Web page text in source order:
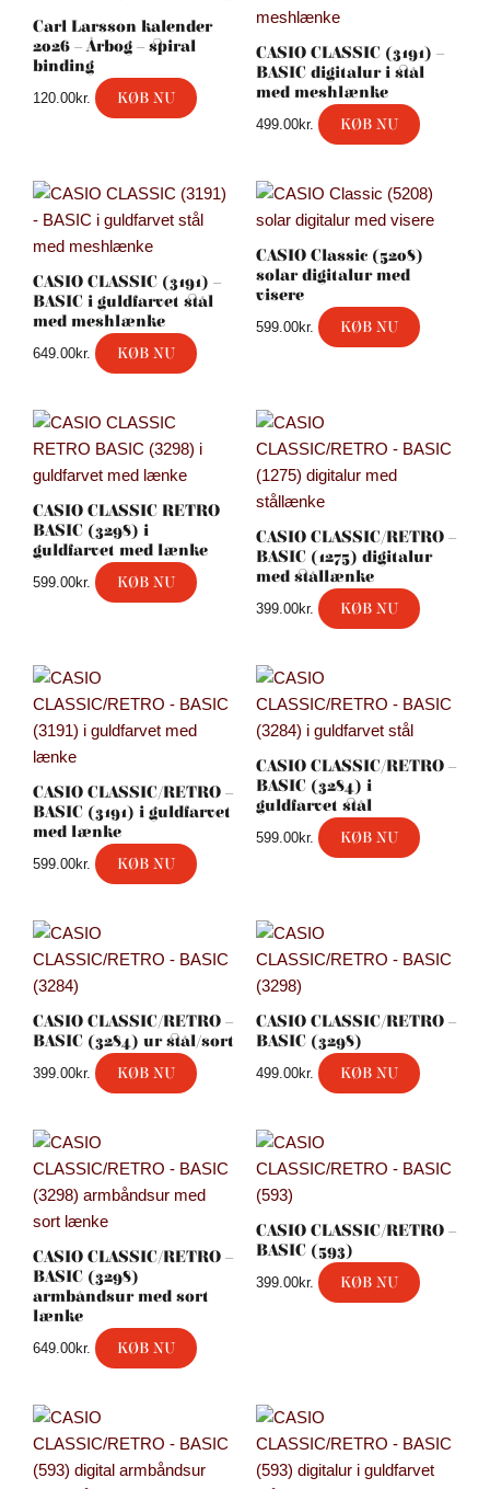
Carl Larsson kalender
2026 – Årbog – spiral
binding
120.00kr. KØB NU
CASIO CLASSIC (3191) –
BASIC digitalur i stål
med meshlænke
499.00kr. KØB NU
CASIO CLASSIC (3191) –
BASIC i guldfarvet stål
med meshlænke
649.00kr. KØB NU
CASIO Classic (5208)
solar digitalur med
visere
599.00kr. KØB NU
CASIO CLASSIC RETRO
BASIC (3298) i
guldfarvet med lænke
599.00kr. KØB NU
CASIO CLASSIC/RETRO –
BASIC (1275) digitalur
med stållænke
399.00kr. KØB NU
CASIO CLASSIC/RETRO –
BASIC (3191) i guldfarvet
med lænke
599.00kr. KØB NU
CASIO CLASSIC/RETRO –
BASIC (3284) i
guldfarvet stål
599.00kr. KØB NU
CASIO CLASSIC/RETRO –
BASIC (3284) ur stål/sort
399.00kr. KØB NU
CASIO CLASSIC/RETRO –
BASIC (3298)
499.00kr. KØB NU
CASIO CLASSIC/RETRO –
BASIC (3298)
armbåndsur med sort
lænke
649.00kr. KØB NU
CASIO CLASSIC/RETRO –
BASIC (593)
399.00kr. KØB NU